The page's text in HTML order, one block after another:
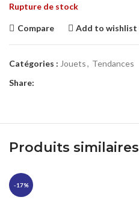
Rupture de stock
Compare Add to wishlist
Catégories : Jouets, Tendances
Share:
Produits similaires
-17%